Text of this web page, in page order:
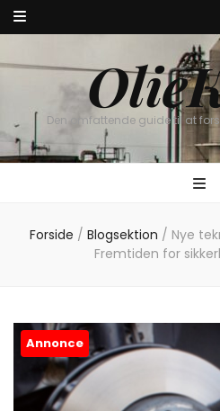
Den omfattende guide til at
Forside / Blogsektion / Nye
Fremtiden for
Annonce